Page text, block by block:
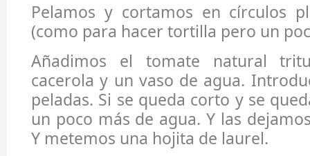
Pelamos y cortamos en círculos
(como para hacer tortilla pero un
Añadimos el tomate natural
cacerola y un vaso de agua.
peladas. Si se queda corto y se
un poco más de agua. Y las
Y metemos una hojita de laurel.